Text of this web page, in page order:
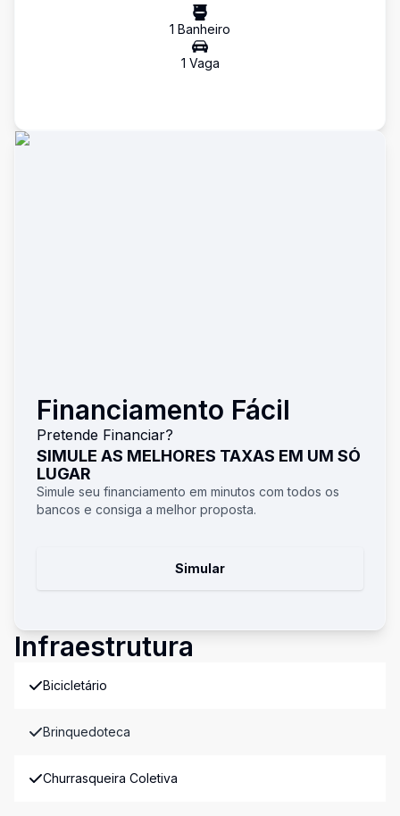
1 Banheiro
1 Vaga
Financiamento Fácil
Pretende Financiar?
SIMULE AS MELHORES TAXAS EM UM SÓ
LUGAR
Simule seu financiamento em minutos com todos os
bancos e consiga a melhor proposta.
Simular
Infraestrutura
Bicicletário
Brinquedoteca
Churrasqueira Coletiva